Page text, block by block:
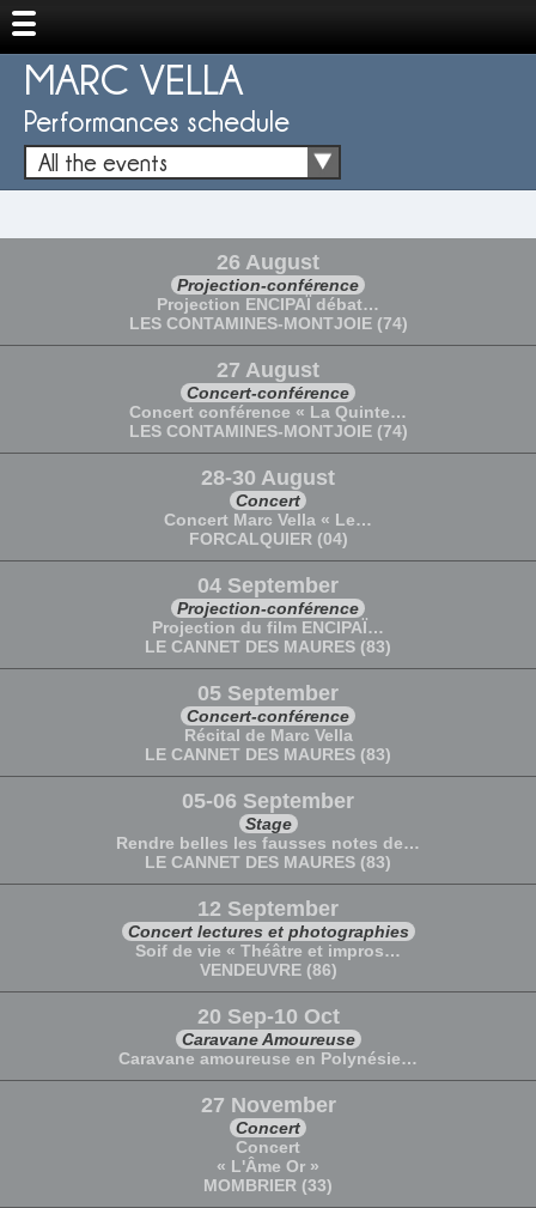
MARC VELLA
Performances schedule
All the events
26 August
Projection-conférence
Projection ENCIPAÏ débat…
LES CONTAMINES-MONTJOIE (74)
27 August
Concert-conférence
Concert conférence « La Quinte…
LES CONTAMINES-MONTJOIE (74)
28-30 August
Concert
Concert Marc Vella « Le…
FORCALQUIER (04)
04 September
Projection-conférence
Projection du film ENCIPAÏ…
LE CANNET DES MAURES (83)
05 September
Concert-conférence
Récital de Marc Vella
LE CANNET DES MAURES (83)
05-06 September
Stage
Rendre belles les fausses notes de…
LE CANNET DES MAURES (83)
12 September
Concert lectures et photographies
Soif de vie « Théâtre et impros…
VENDEUVRE (86)
20 Sep-10 Oct
Caravane Amoureuse
Caravane amoureuse en Polynésie…
27 November
Concert
Concert
« L'Âme Or »
MOMBRIER (33)